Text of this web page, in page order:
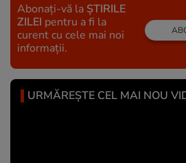
Abonați-vă la ȘTIRILE
ZILEI pentru a fi la
curent cu cele mai noi
informații.
URMĂREȘTE CEL MAI NOU